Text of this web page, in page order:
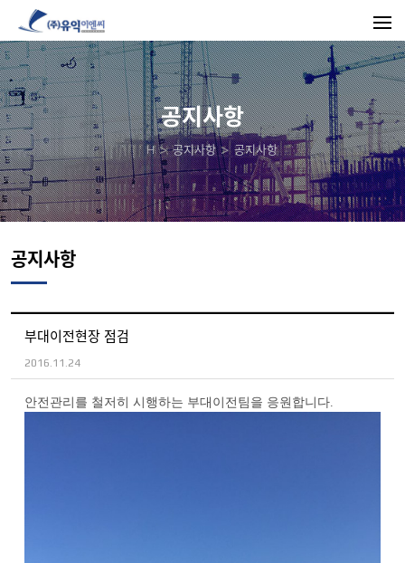
공지사항
H 공지사항 공지사항
공지사항
부대이전현장 점검
2016.11.24
안전관리를 철저히 시행하는 부대이전팀을 응원합니다.